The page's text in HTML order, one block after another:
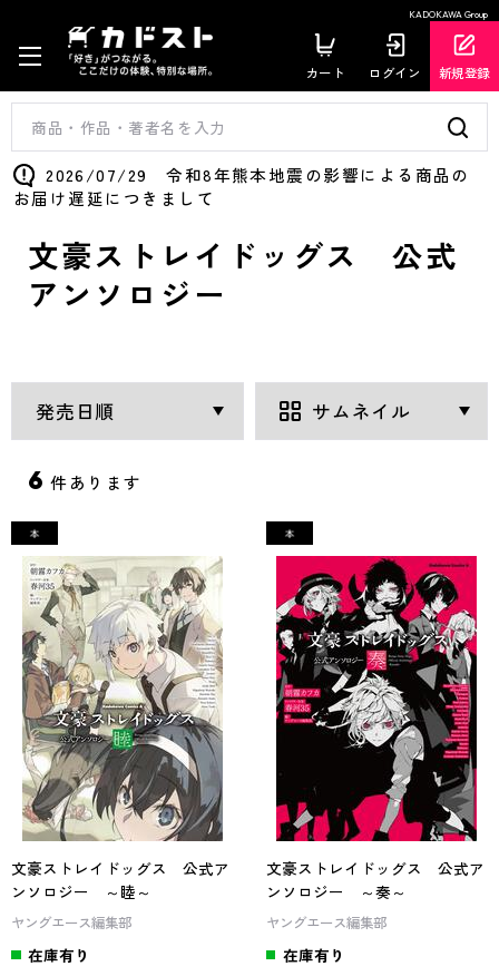
KADOKAWA Group
カート ログイン 新規登録
2026/07/29 令和8年熊本地震の影響による商品の
お届け遅延につきまして
文豪ストレイドッグス 公式
アンソロジー
6 件あります
文豪ストレイドッグス 公式ア
ンソロジー ～睦～
ヤングエース編集部
在庫有り
文豪ストレイドッグス 公式ア
ンソロジー ～奏～
ヤングエース編集部
在庫有り